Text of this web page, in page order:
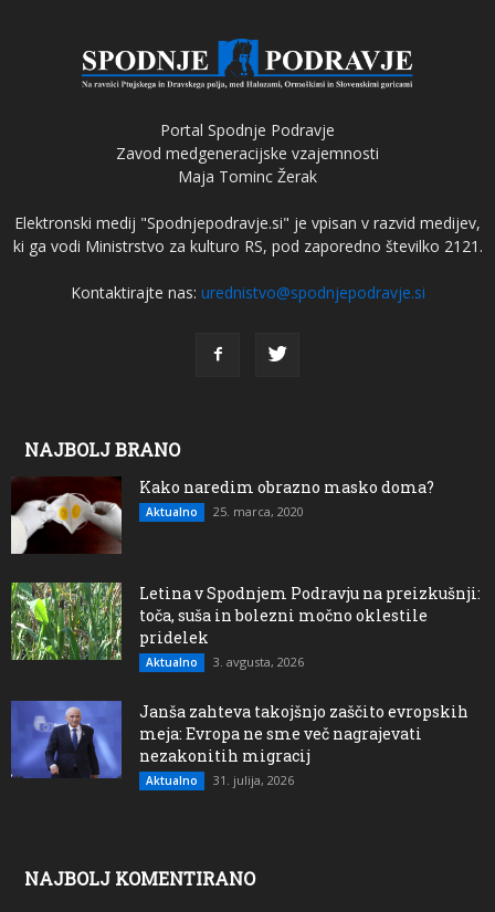
Portal Spodnje Podravje
Zavod medgeneracijske vzajemnosti
Maja Tominc Žerak
Elektronski medij "Spodnjepodravje.si" je vpisan v razvid medijev,
ki ga vodi Ministrstvo za kulturo RS, pod zaporedno številko 2121.
Kontaktirajte nas: urednistvo@spodnjepodravje.si
NAJBOLJ BRANO
Kako naredim obrazno masko doma?
Aktualno 25. marca, 2020
Letina v Spodnjem Podravju na preizkušnji:
toča, suša in bolezni močno oklestile
pridelek
Aktualno 3. avgusta, 2026
Janša zahteva takojšnjo zaščito evropskih
meja: Evropa ne sme več nagrajevati
nezakonitih migracij
Aktualno 31. julija, 2026
NAJBOLJ KOMENTIRANO